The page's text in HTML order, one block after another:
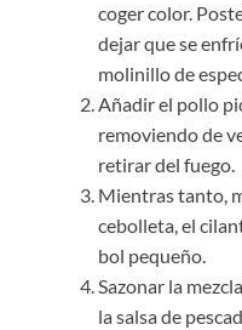
coger color.
dejar que se
molinillo de
Añadir el pollo
removiendo de
retirar del fuego.
Mientras tanto,
cebolleta, el
bol pequeño.
Sazonar la
la salsa de